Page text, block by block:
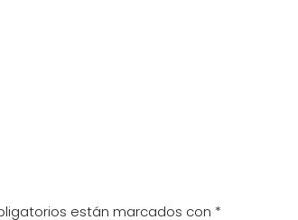
están marcados con *